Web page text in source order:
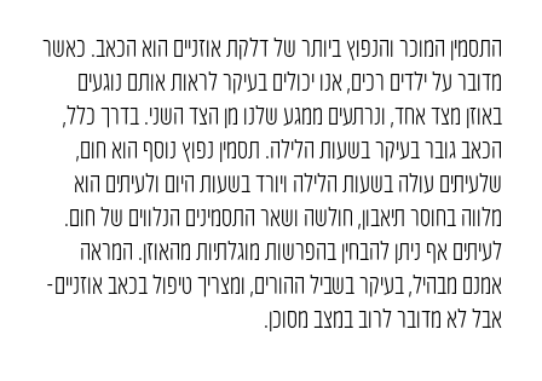
התסמין המוכר והנפוץ ביותר של דלקת אוזניים הוא הכאב. כאשר
מדובר על ילדים רכים, אנו יכולים בעיקר לראות אותם נוגעים
באוזן מצד אחד, ונרתעים ממגע שלנו מן הצד השני. בדרך כלל,
הכאב גובר בעיקר בשעות הלילה. תסמין נפוץ נוסף הוא חום,
שלעיתים עולה בשעות הלילה ויורד בשעות היום ולעיתים הוא
מלווה בחוסר תיאבון, חולשה ושאר התסמינים הנלווים של חום.
לעיתים אף ניתן להבחין בהפרשות מוגלתיות מהאוזן. המראה
אמנם מבהיל, בעיקר בשביל ההורים, ומצריך טיפול בכאב אוזניים-
אבל לא מדובר לרוב במצב מסוכן.